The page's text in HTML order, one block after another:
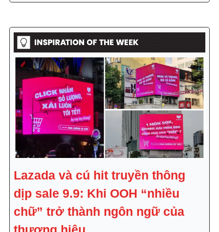
Lazada và cú hit truyền thông
dịp sale 9.9: Khi OOH “nhiều
chữ” trở thành ngôn ngữ của